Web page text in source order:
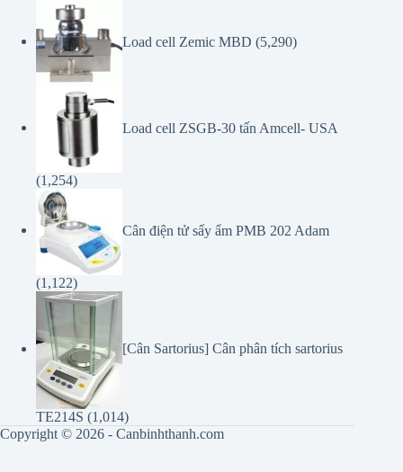
Load cell Zemic MBD (5,290)
Load cell ZSGB-30 tấn Amcell- USA
(1,254)
Cân điện tử sấy ẩm PMB 202 Adam
(1,122)
[Cân Sartorius] Cân phân tích sartorius
TE214S (1,014)
Copyright © 2026 - Canbinhthanh.com